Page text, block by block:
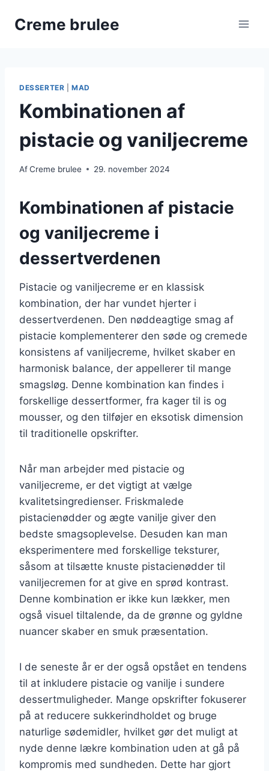
Creme brulee
DESSERTER |MAD
Kombinationen af
pistacie og vaniljecreme
AfCreme brulee 29. november 2024
Kombinationen af pistacie
og vaniljecreme i
dessertverdenen
Pistacie og vaniljecreme er en klassisk
kombination, der har vundet hjerter i
dessertverdenen. Den nøddeagtige smag af
pistacie komplementerer den søde og cremede
konsistens af vaniljecreme, hvilket skaber en
harmonisk balance, der appellerer til mange
smagsløg. Denne kombination kan findes i
forskellige dessertformer, fra kager til is og
mousser, og den tilføjer en eksotisk dimension
til traditionelle opskrifter.
Når man arbejder med pistacie og
vaniljecreme, er det vigtigt at vælge
kvalitetsingredienser. Friskmalede
pistacienødder og ægte vanilje giver den
bedste smagsoplevelse. Desuden kan man
eksperimentere med forskellige teksturer,
såsom at tilsætte knuste pistacienødder til
vaniljecremen for at give en sprød kontrast.
Denne kombination er ikke kun lækker, men
også visuel tiltalende, da de grønne og gyldne
nuancer skaber en smuk præsentation.
I de seneste år er der også opstået en tendens
til at inkludere pistacie og vanilje i sundere
dessertmuligheder. Mange opskrifter fokuserer
på at reducere sukkerindholdet og bruge
naturlige sødemidler, hvilket gør det muligt at
nyde denne lækre kombination uden at gå på
kompromis med sundheden. Dette har gjort